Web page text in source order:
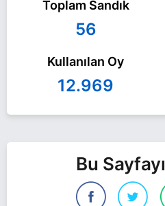
Toplam Sandık
56
Kullanılan Oy
12.969
Bu Sayfayı